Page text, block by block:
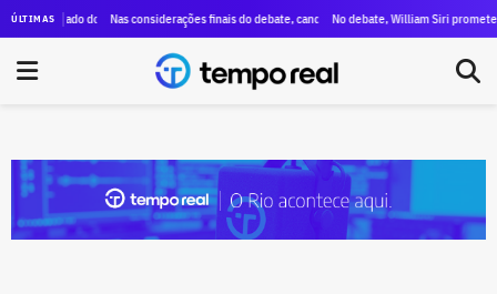
ÚLTIMAS
do estado do Rio tem ataques a Paes, menções a Bacellar e propostas para segurança e
Nas considerações finais do debate, candidatos destacam propostas, citam
No debate, William Siri promete